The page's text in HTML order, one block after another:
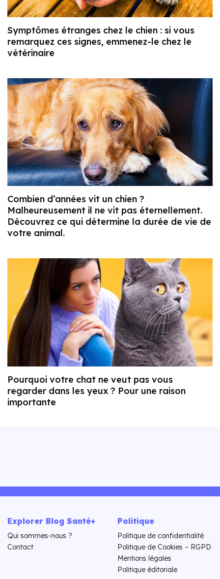
Symptômes étranges chez le chien : si vous
remarquez ces signes, emmenez-le chez le
vétérinaire
Combien d’années vit un chien ?
Malheureusement il ne vit pas éternellement.
Découvrez ce qui détermine la durée de vie de
votre animal.
Pourquoi votre chat ne veut pas vous
regarder dans les yeux ? Pour une raison
importante
Explorer Blog Santé+
Qui sommes-nous ?
Contact
Politique
Politique de confidentialité
Politique de Cookies – RGPD
Mentions légales
Politique éditoriale